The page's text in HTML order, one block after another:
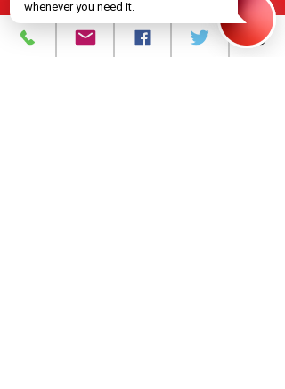
estándares federales y
estatales de calidad,